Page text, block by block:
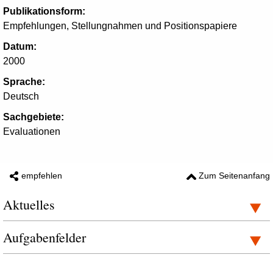
Publikationsform:
Empfehlungen, Stellungnahmen und Positionspapiere
Datum:
2000
Sprache:
Deutsch
Sachgebiete:
Evaluationen
empfehlen Zum Seitenanfang
Aktuelles
Aufgabenfelder